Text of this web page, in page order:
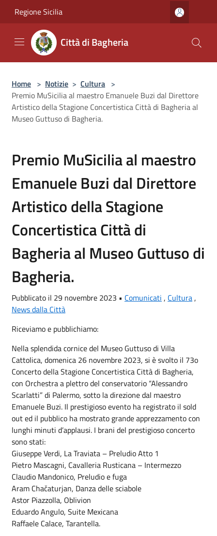
Regione Sicilia
Città di Bagheria
Home > Notizie > Cultura >
Premio MuSicilia al maestro Emanuele Buzi dal Direttore
Artistico della Stagione Concertistica Città di Bagheria al
Museo Guttuso di Bagheria.
Premio MuSicilia al maestro
Emanuele Buzi dal Direttore
Artistico della Stagione
Concertistica Città di
Bagheria al Museo Guttuso di
Bagheria.
Pubblicato il 29 novembre 2023 • Comunicati , Cultura ,
News dalla Città
Riceviamo e pubblichiamo:
Nella splendida cornice del Museo Guttuso di Villa
Cattolica, domenica 26 novembre 2023, si è svolto il 73o
Concerto della Stagione Concertistica Città di Bagheria,
con Orchestra a plettro del conservatorio “Alessandro
Scarlatti” di Palermo, sotto la direzione dal maestro
Emanuele Buzi. Il prestigioso evento ha registrato il sold
out ed il pubblico ha mostrato grande apprezzamento con
lunghi minuti d’applausi. I brani del prestigioso concerto
sono stati:
Giuseppe Verdi, La Traviata – Preludio Atto 1
Pietro Mascagni, Cavalleria Rusticana – Intermezzo
Claudio Mandonico, Preludio e fuga
Aram Chačaturjan, Danza delle sciabole
Astor Piazzolla, Oblivion
Eduardo Angulo, Suite Mexicana
Raffaele Calace, Tarantella.